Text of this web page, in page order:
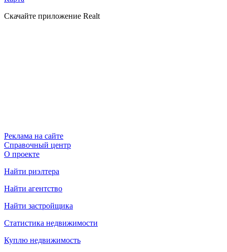
Скачайте приложение Realt
Реклама на сайте
Справочный центр
О проекте
Найти риэлтера
Найти агентство
Найти застройщика
Статистика недвижимости
Куплю недвижимость